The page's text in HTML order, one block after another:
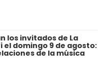
los invitados de La
el domingo 9 de agosto:
de la música